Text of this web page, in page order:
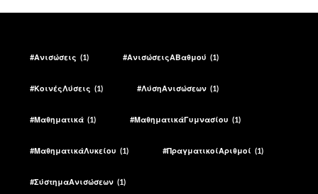
#Ανισώσεις (1) #ΑνισώσειςΑΒαθμού (1)
#ΚοινέςΛύσεις (1) #ΛύσηΑνισώσεων (1)
#Μαθηματικά (1) #ΜαθηματικάΓυμνασίου (1)
#ΜαθηματικάΛυκείου (1) #ΠραγματικοίΑριθμοί (1)
#ΣύστημαΑνισώσεων (1)